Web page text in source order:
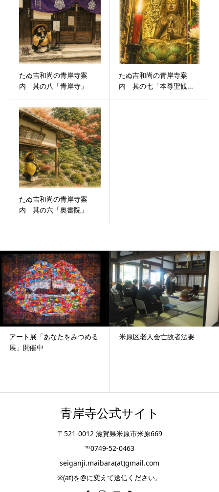
たぬ吉和尚の青岸寺案
内 其の八「青岸寺」
たぬ吉和尚の青岸寺案
内 其の七「本尊聖観...
たぬ吉和尚の青岸寺案
内 其の六「奥書院」
アート展「あなたをみつめる
展」開催中
米原区老人会亡故者法要
青岸寺公式サイト
〒521-0012 滋賀県米原市米原669
℡0749-52-0463
seiganji.maibara(at)gmail.com
※(at)を@に変えて送信ください。